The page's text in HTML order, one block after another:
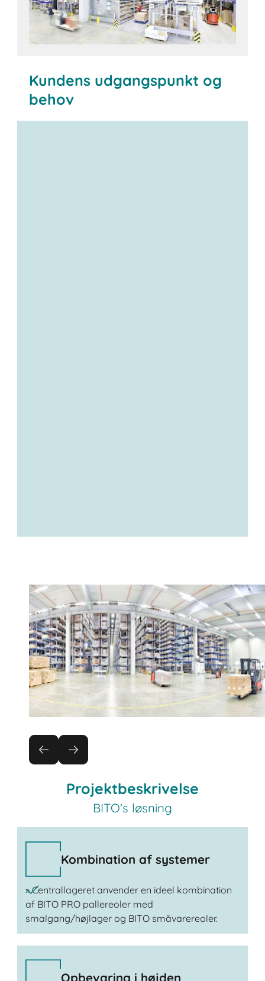
Kundens udgangspunkt og
behov
Projektbeskrivelse
BITO's løsning
Kombination af systemer
» Centrallageret anvender en ideel kombination
af BITO PRO pallereoler med
smalgang/højlager og BITO småvarereoler.
Opbevaring i højden